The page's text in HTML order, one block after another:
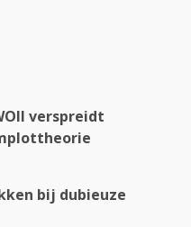
verspreidt
bij dubieuze